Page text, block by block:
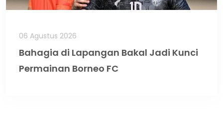
06 Agustus 2026
Bahagia di Lapangan Bakal Jadi Kunci
Permainan Borneo FC